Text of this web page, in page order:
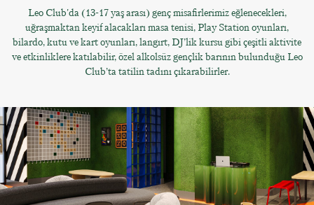
Leo Club'da (13-17 yaş arası) genç misafirlerimiz eğlenecekleri,
uğraşmaktan keyif alacakları masa tenisi, Play Station oyunları,
bilardo, kutu ve kart oyunları, langırt, DJ’lik kursu gibi çeşitli aktivite
ve etkinliklere katılabilir, özel alkolsüz gençlik barının bulunduğu Leo
Club’ta tatilin tadını çıkarabilirler.